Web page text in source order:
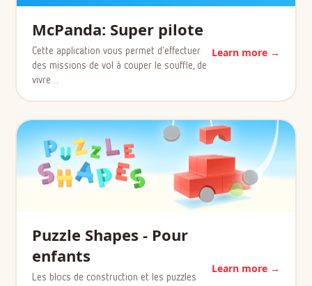
McPanda: Super pilote
Cette application vous permet d'effectuer
des missions de vol à couper le souffle, de
vivre…
Learn more →
Puzzle Shapes - Pour
enfants
Les blocs de construction et les puzzles
Learn more →